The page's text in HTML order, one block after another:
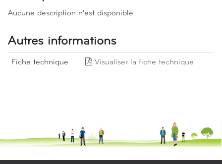
Aucune description n'est disponible
Autres informations
Fiche technique Visualiser la fiche technique